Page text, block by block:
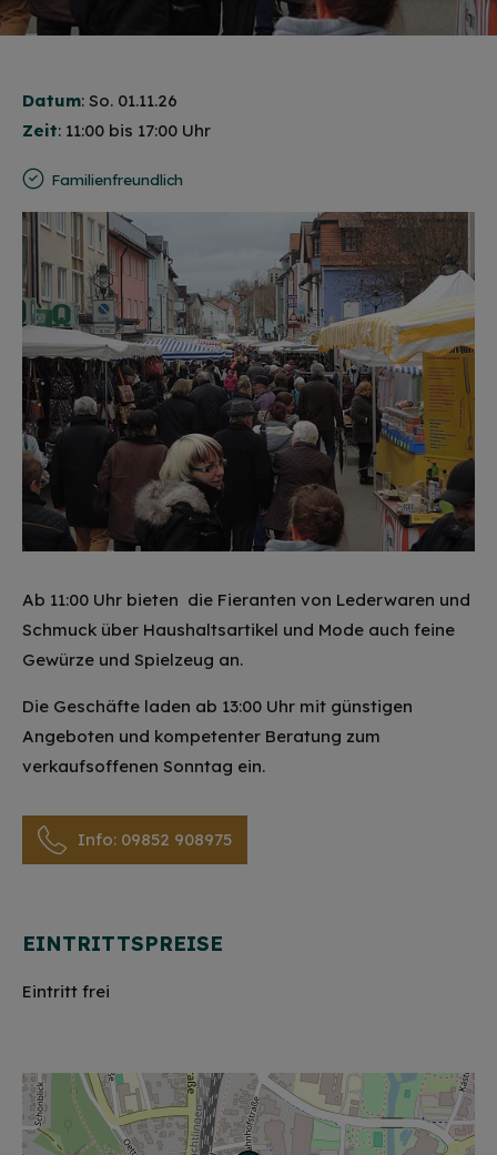
Datum: So. 01.11.26
Zeit: 11:00 bis 17:00 Uhr
Familienfreundlich
Ab 11:00 Uhr bieten die Fieranten von Lederwaren und
Schmuck über Haushaltsartikel und Mode auch feine
Gewürze und Spielzeug an.
Die Geschäfte laden ab 13:00 Uhr mit günstigen
Angeboten und kompetenter Beratung zum
verkaufsoffenen Sonntag ein.
Info: 09852 908975
EINTRITTSPREISE
Eintritt frei